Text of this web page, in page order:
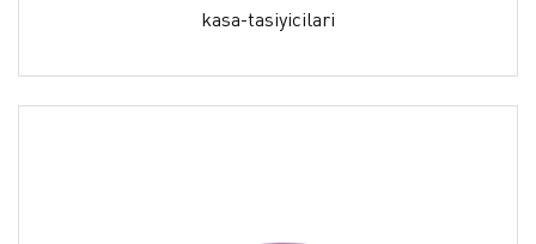
kasa-tasiyicilari